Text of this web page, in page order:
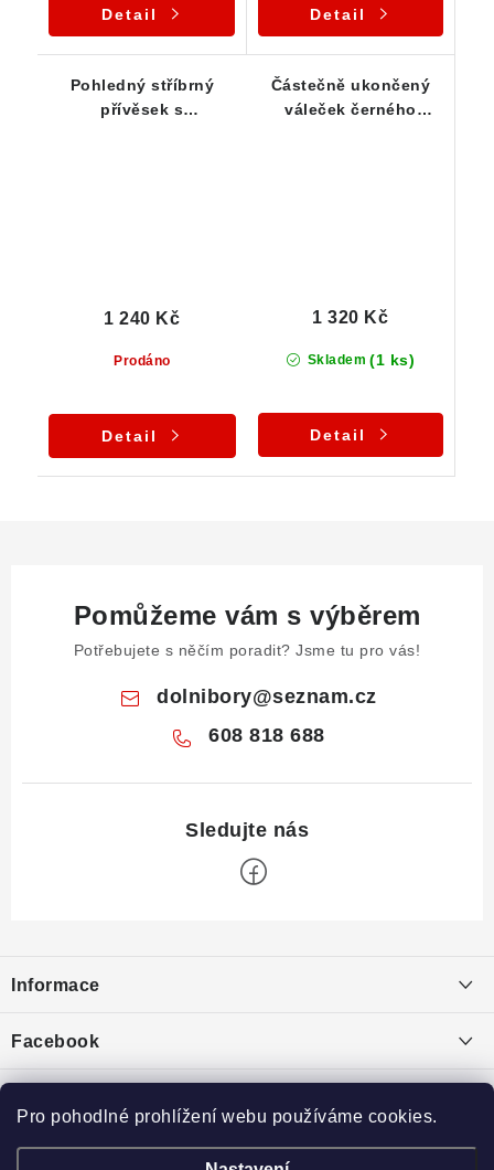
Pro pohodlné prohlížení webu používáme cookies.
Detail Detail
Pohledný stříbrný
přívěsek s
Prodáno
1 240 Kč
Detail
Částečně ukončený
váleček černého
Skladem (1 ks)
1 320 Kč
Detail
Pomůžeme vám s výběrem
Potřebujete s něčím poradit? Jsme tu pro vás!
dolnibory@seznam.cz
608 818 688
p
a
í
Informace
Puncovní značky
Ochrana osobních údajů
Výkup minerálů a drahých kamenů
Facebook
Toplist